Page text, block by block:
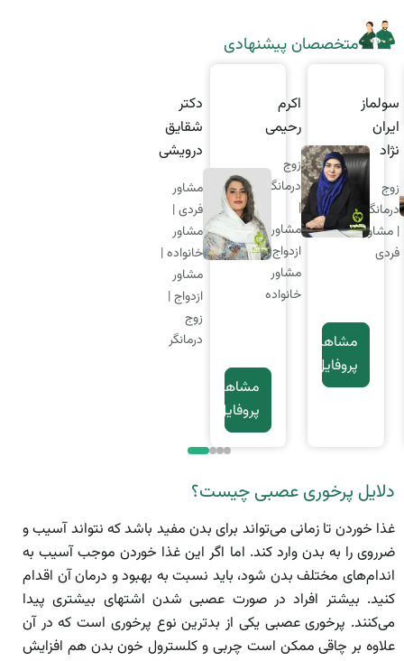
متخصصان پیشنهادی
|
دکتر
شقایق
درویشی
مشاور
فردی |
مشاور
خانواده |
مشاور
ازدواج |
مشاهده
علیرضا
غلامی
زوج
درمانگر |
مشاور
فردی |
سکس
تراپیست
مشاهده
دلایل پرخوری عصبی چیست؟
غذا خوردن تا زمانی می‌تواند برای بدن مفید باشد که نتواند آسیب و
ضرروی را به بدن وارد کند. اما اگر این غذا خوردن موجب آسیب به
اندام‌های مختلف بدن شود، باید نسبت به بهبود و درمان آن اقدام
کنید. بیشتر افراد در صورت عصبی شدن اشتهای بیشتری پیدا
می‌کنند. پرخوری عصبی یکی از بدترین نوع پرخوری است که در آن
علاوه بر چاقی ممکن است چربی و کلسترول خون بدن هم افزایش